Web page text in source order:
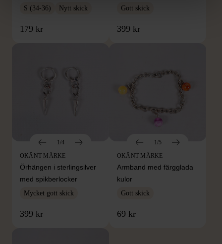
S (34-36) Nytt skick
179 kr
Gott skick
399 kr
1/4
OKÄNT MÄRKE
Örhängen i sterlingsilver
med spikberlocker
Mycket gott skick
399 kr
1/5
OKÄNT MÄRKE
Armband med färgglada
kulor
Gott skick
69 kr